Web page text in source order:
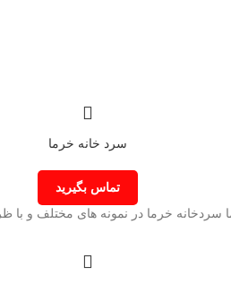
سرد خانه خرما
تماس بگیرید
سردخانه خرما در نمونه های مختلف و با